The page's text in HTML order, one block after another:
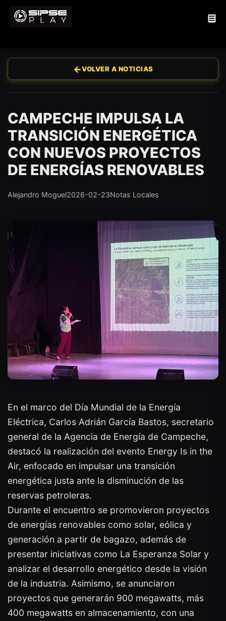
←VOLVER A NOTICIAS
CAMPECHE IMPULSA LA
TRANSICIÓN ENERGÉTICA
CON NUEVOS PROYECTOS
DE ENERGÍAS RENOVABLES
Alejandro Moguel2026-02-23Notas Locales
En el marco del Día Mundial de la Energía
Eléctrica, Carlos Adrián García Bastos, secretario
general de la Agencia de Energía de Campeche,
destacó la realización del evento Energy Is in the
Air, enfocado en impulsar una transición
energética justa ante la disminución de las
reservas petroleras.
Durante el encuentro se promovieron proyectos
de energías renovables como solar, eólica y
generación a partir de bagazo, además de
presentar iniciativas como La Esperanza Solar y
analizar el desarrollo energético desde la visión
de la industria. Asimismo, se anunciaron
proyectos que generarán 900 megawatts, más
400 megawatts en almacenamiento, con una